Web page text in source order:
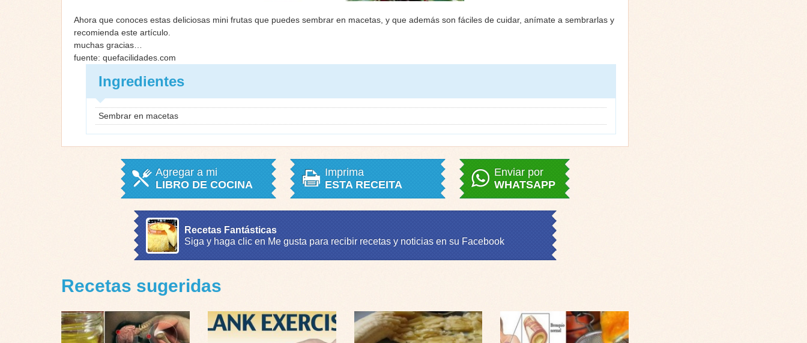
Ahora que conoces estas deliciosas mini frutas que puedes sembrar en macetas, y que además son fáciles de cuidar, anímate a sembrarlas y
recomienda este artículo.
muchas gracias…
fuente: quefacilidades.com
Ingredientes
Sembrar en macetas
Agregar a mi
LIBRO DE COCINA
Imprima
ESTA RECEITA
Enviar por
WHATSAPP
Recetas Fantásticas
Siga y haga clic en Me gusta para recibir recetas y noticias en su Facebook
Recetas sugeridas